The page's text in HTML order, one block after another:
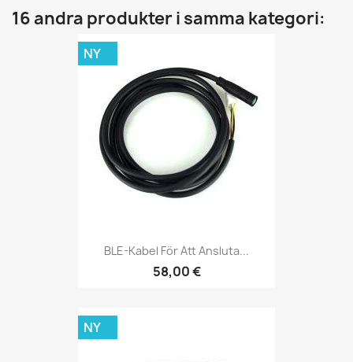
16 andra produkter i samma kategori:
BLE-Kabel För Att Ansluta...
58,00 €
NY
NY